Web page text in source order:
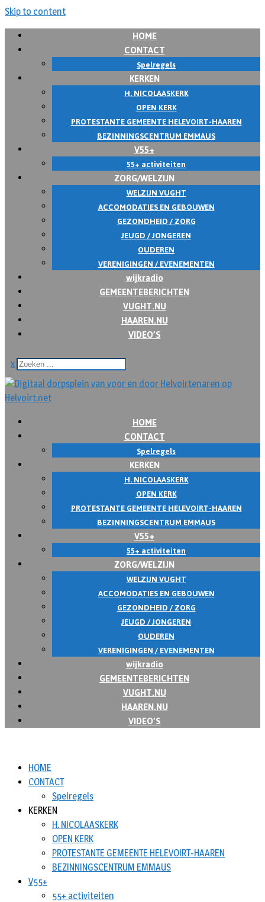
Skip to content
HOME
CONTACT
Spelregels
KERKEN
H. NICOLAASKERK
OPEN KERK
PROTESTANTE GEMEENTE HELEVOIRT-HAAREN
BEZINNINGSCENTRUM EMMAUS
V55+
55+ activiteiten
ZORG/WELZIJN
WELZIJN VUGHT
ACCOMODATIES EN GEBOUWEN
GEZONDHEID / ZORG
JEUGD / JONGEREN
OUDEREN
VERENIGINGEN / EVENEMENTEN
wijkradio
GEMEENTEBERICHTEN
VUGHT.NU
HAAREN.NU
VIDEO’S
x
HOME
CONTACT
Spelregels
KERKEN
H. NICOLAASKERK
OPEN KERK
PROTESTANTE GEMEENTE HELEVOIRT-HAAREN
BEZINNINGSCENTRUM EMMAUS
V55+
55+ activiteiten
ZORG/WELZIJN
WELZIJN VUGHT
ACCOMODATIES EN GEBOUWEN
GEZONDHEID / ZORG
JEUGD / JONGEREN
OUDEREN
VERENIGINGEN / EVENEMENTEN
wijkradio
GEMEENTEBERICHTEN
VUGHT.NU
HAAREN.NU
VIDEO’S
HOME
CONTACT
Spelregels
KERKEN
H. NICOLAASKERK
OPEN KERK
PROTESTANTE GEMEENTE HELEVOIRT-HAAREN
BEZINNINGSCENTRUM EMMAUS
V55+
55+ activiteiten